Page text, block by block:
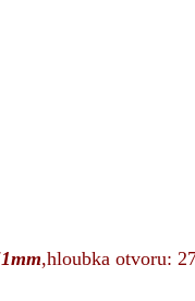
,hloubka otvoru: